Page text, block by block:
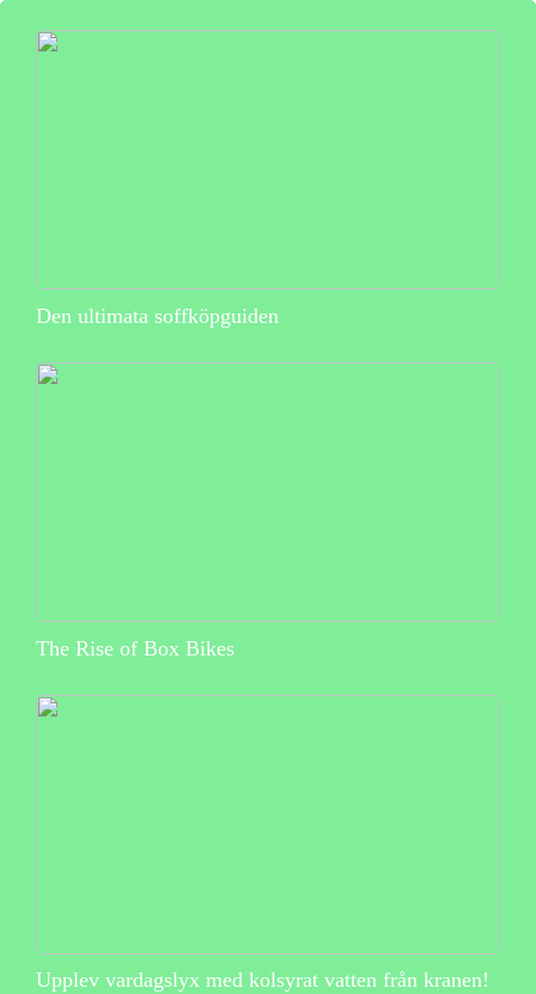
Den ultimata soffköpguiden
The Rise of Box Bikes
Upplev vardagslyx med kolsyrat vatten från kranen!